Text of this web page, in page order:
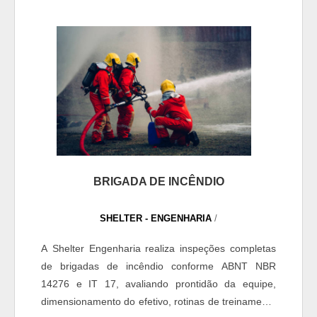
BRIGADA DE INCÊNDIO
SHELTER - ENGENHARIA /
A Shelter Engenharia realiza inspeções completas
de brigadas de incêndio conforme ABNT NBR
14276 e IT 17, avaliando prontidão da equipe,
dimensionamento do efetivo, rotinas de treinamento